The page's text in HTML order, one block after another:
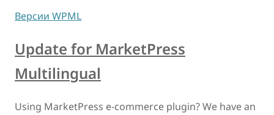
Версии WPML
Update for MarketPress
Multilingual
Using MarketPress e-commerce plugin? We have an